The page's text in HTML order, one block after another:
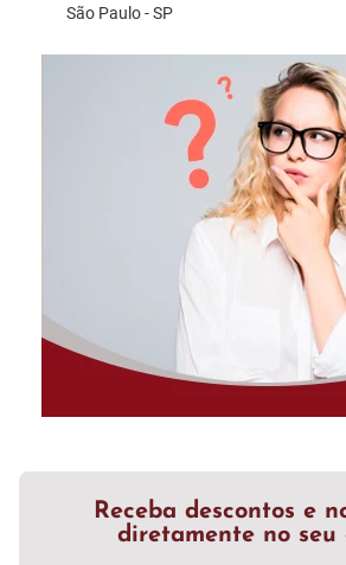
São Paulo - SP
Receba descontos e
diretamente no seu